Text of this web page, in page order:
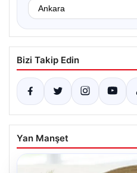
Bizi Takip Edin
Yan Manşet